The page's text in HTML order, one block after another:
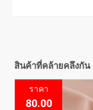
สินค้าที่คล้ายคลึงกัน
ราคา
80.00
ประหยัด
20.00